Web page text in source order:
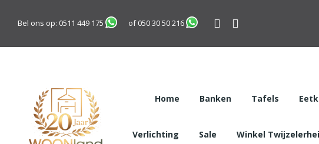
Bel ons op: 0511 449 175 of050 30 50 216
Home Banken Tafels
Verlichting Sale Winkel